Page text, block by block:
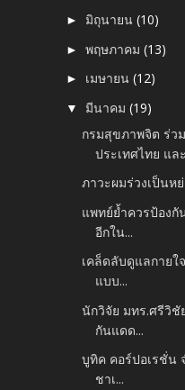
► มิถุนายน(10)
►พฤษภาคม(13)
► เมษายน(12)
▼ มีนาคม(19)
กรมสุขภาพจิต ร่ว
ประเทศไทย แล
ภาวะผมร่วงเป็นห
แพทย์ย้ำควรป้องกั
อีกใน...
เคล็ดลับดูแลกายใ
แบบ...
นักวิจัย มทร.ศรีวิ
กันแดด...
บูทิค คอร์ปอเรชั่น
ชาเ...